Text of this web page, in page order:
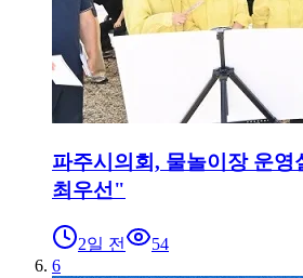
파주시의회, 물놀이장 운
최우선"
2일 전
54
6